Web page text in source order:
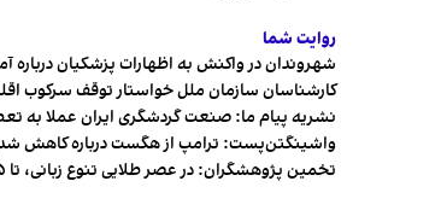
روایت شما
شهروندان در واکنش به اظهارات پزشکیان درباره
کارشناسان سازمان ملل خواستار توقف سرکوب
نشریه پیام ما: صنعت گردشگری ایران عملا به
واشینگتن‌پست: ترامپ از هگست درباره کاهش
تخمین پژوهشگران: در عصر طلایی تنوع زبانی، تا ۷۵ هزار زبان در جهان وجود داشت